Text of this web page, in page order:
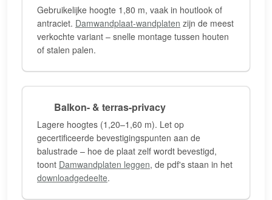
Gebruikelijke hoogte 1,80 m, vaak in houtlook of
antraciet. Damwandplaat-wandplaten zijn de meest
verkochte variant – snelle montage tussen houten
of stalen palen.
Balkon- & terras-privacy
Lagere hoogtes (1,20–1,60 m). Let op
gecertificeerde bevestigingspunten aan de
balustrade – hoe de plaat zelf wordt bevestigd,
toont Damwandplaten leggen, de pdf's staan in het
downloadgedeelte.